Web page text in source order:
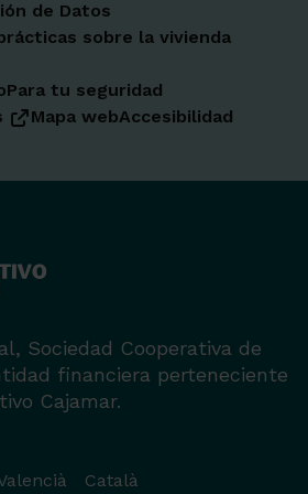
de Datos
sobre la vivienda
Para tu seguridad
Mapa webAccesibilidad
Sociedad Cooperativa de
financiera perteneciente
Cajamar.
Català